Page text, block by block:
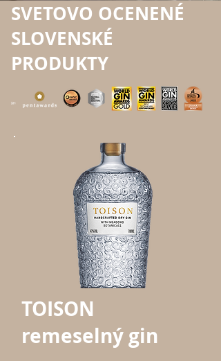
SVETOVO OCENENÉ
SLOVENSKÉ
PRODUKTY
TOISON
remeselný gin